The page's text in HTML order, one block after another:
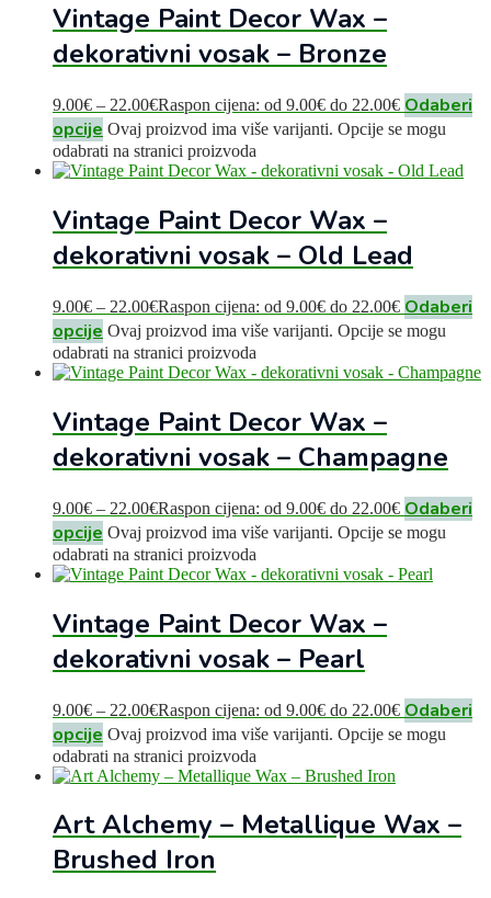
Vintage Paint Decor Wax –
dekorativni vosak – Bronze
9.00€ – 22.00€Raspon cijena: od 9.00€ do 22.00€ Odaberi
opcije Ovaj proizvod ima više varijanti. Opcije se mogu
odabrati na stranici proizvoda
Vintage Paint Decor Wax –
dekorativni vosak – Old Lead
9.00€ – 22.00€Raspon cijena: od 9.00€ do 22.00€ Odaberi
opcije Ovaj proizvod ima više varijanti. Opcije se mogu
odabrati na stranici proizvoda
Vintage Paint Decor Wax –
dekorativni vosak – Champagne
9.00€ – 22.00€Raspon cijena: od 9.00€ do 22.00€ Odaberi
opcije Ovaj proizvod ima više varijanti. Opcije se mogu
odabrati na stranici proizvoda
Vintage Paint Decor Wax –
dekorativni vosak – Pearl
9.00€ – 22.00€Raspon cijena: od 9.00€ do 22.00€ Odaberi
opcije Ovaj proizvod ima više varijanti. Opcije se mogu
odabrati na stranici proizvoda
Art Alchemy – Metallique Wax –
Brushed Iron